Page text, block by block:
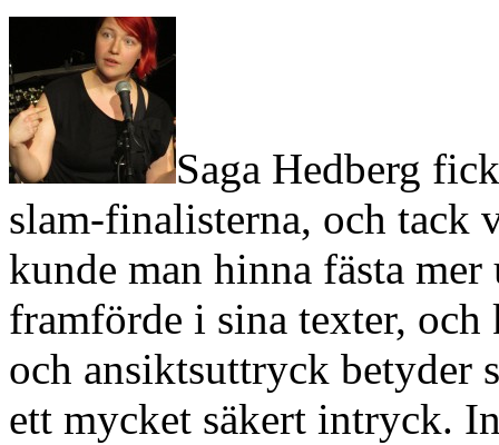
Saga Hedberg
slam-finalisterna, och tack
kunde man hinna fästa
framförde i sina texter,
och ansiktsuttryck betyder
ett mycket säkert intryck.